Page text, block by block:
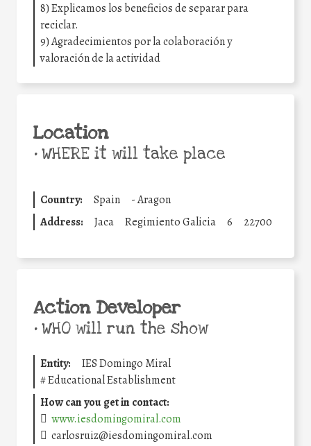
8) Explicamos los beneficios de separar para
reciclar.
9) Agradecimientos por la colaboración y
valoración de la actividad
Location
•WHERE it will take place
Country: Spain -Aragon
Address:
Jaca Regimiento Galicia 6 22700
Action Developer
•WHO will run the show
Entity:
IES Domingo Miral
#Educational Establishment
How can you get in contact:
www.iesdomingomiral.com
carlosruiz@iesdomingomiral.com